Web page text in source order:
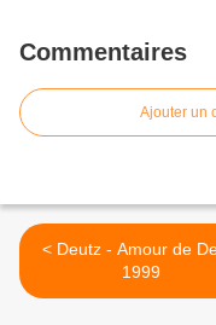
Commentaires
Ajouter un
< Deutz - Amour de Deutz
1999